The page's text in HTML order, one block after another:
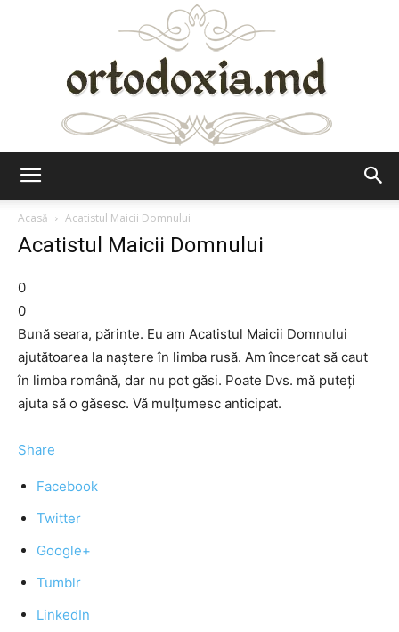
Acasă
Acatistul Maicii Domnului
Acatistul Maicii Domnului
0
0
Bună seara, părinte. Eu am Acatistul Maicii Domnului
ajutătoarea la naştere în limba rusă. Am încercat să caut
în limba română, dar nu pot găsi. Poate Dvs. mă puteţi
ajuta să o găsesc. Vă mulţumesc anticipat.
Share
Facebook
Twitter
Google+
Tumblr
LinkedIn